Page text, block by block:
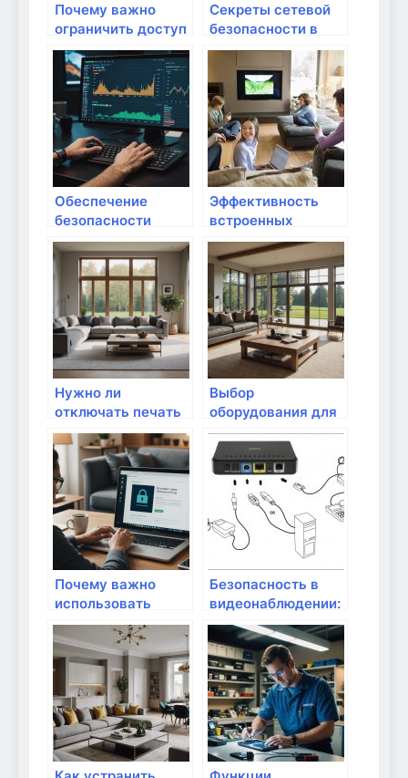
Почему важно
ограничить доступ
сторонних
устройств к
вашему Wi-Fi:
защищайте
домашний
интернет от угроз
Секреты сетевой
безопасности в
вашем доме
Обеспечение
безопасности
сетей для всех
пользователей в
вашем доме
Эффективность
встроенных
сервисов для
защиты Wi-Fi:
стоит ли верить?
Нужно ли
отключать печать
на
маршрутизаторе?
Выбор
оборудования для
видеонаблюдения
в доме
Почему важно
использовать
безопасные сайты
для онлайн-
закупок: защита
вашего дома и
данных
Безопасность в
видеонаблюдении:
как выбрать
оборудование